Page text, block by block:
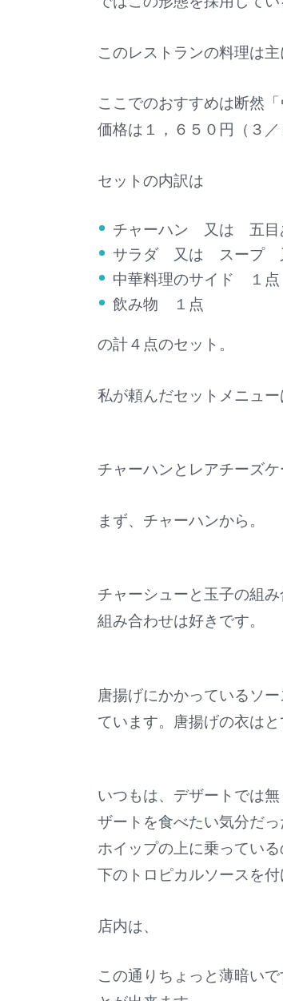
このレストランの料理は
ここでのおすすめは断然
価格は１，６５０円（３
セットの内訳は
チャーハン 又は 五目
サラダ 又は スープ
中華料理のサイド １点
飲み物 １点
の計４点のセット。
私が頼んだセットメニュー
チャーハンとレアチーズ
まず、チャーハンから。
チャーシューと玉子の組
組み合わせは好きです。
唐揚げにかかっているソ
ています。唐揚げの衣は
いつもは、デザートでは
ザートを食べたい気分だ
ホイップの上に乗っている
下のトロピカルソースを
店内は、
この通りちょっと薄暗い